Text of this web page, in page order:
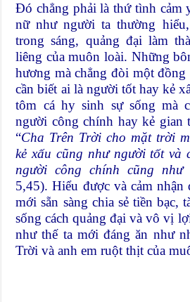
Đó chẳng phải là thứ tình cảm
nữ như người ta thường
trong sáng, quảng đại làm
liêng của muôn loài. Những
hương mà chẳng đòi một
cần biết ai là người tốt hay kẻ
tôm cá hy sinh sự sống mà
người công chính hay kẻ gian
“Cha Trên Trời cho mặt trời
kẻ xấu cũng như người tốt và
người công chính cũng như
5,45). Hiểu được và cảm
mới sẵn sàng chia sẻ tiền bạc,
sống cách quảng đại và vô vị
như thế ta mới đáng ăn như
Trời và anh em ruột thịt của